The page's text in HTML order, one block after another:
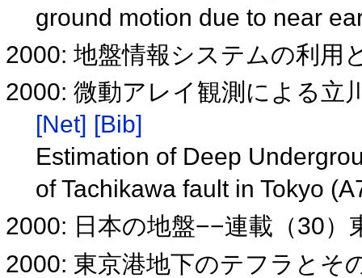
ground motion due to near
2000: 地盤情報システムの利用
2000: 微動アレイ観測による立
[Net] [Bib]
Estimation of Deep
of Tachikawa fault in Tokyo
2000: 日本の地盤−−連載（30
2000: 東京港地下のテフラとそ